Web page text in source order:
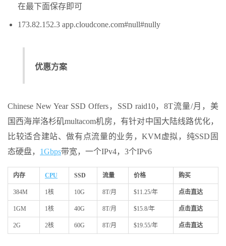
在最下面保存即可
173.82.152.3 app.cloudcone.com#null#nully
优惠方案
Chinese New Year SSD Offers，SSD raid10，8T流量/月，美
国西海岸洛杉矶multacom机房，有针对中国大陆线路优化，
比较适合建站、做有点流量的业务，KVM虚拟，纯SSD固
态硬盘， 1Gbps带宽，一个IPv4，3个IPv6
内存 CPU SSD 流量 价格 购买
384M 1核 10G 8T/月 $11.25/年 点击直达
1GM 1核 40G 8T/月 $15.8/年 点击直达
2G 2核 60G 8T/月 $19.55/年 点击直达